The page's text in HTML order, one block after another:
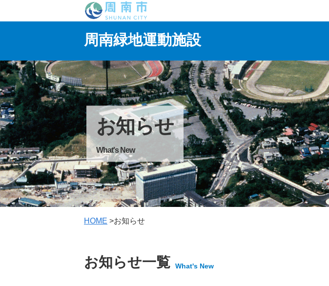
周南緑地運動施設
お知らせ
What's New
HOME >お知らせ
お知らせ一覧 What's New